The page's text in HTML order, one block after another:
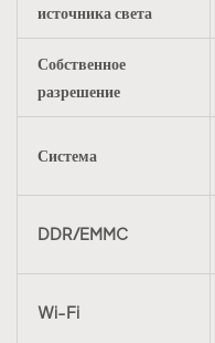
источника света
Собственное
разрешение
Система
DDR/EMMC
Wi-Fi